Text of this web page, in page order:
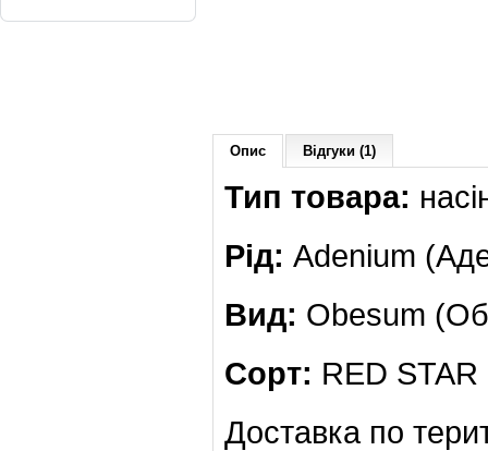
Опис Відгуки (1)
Тип товара:
Рід: Adenium
Вид: Obesum
Сорт: RED
Доставка по